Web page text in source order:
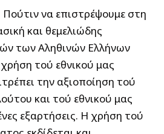
να επιστρέψουμε στη
και θεμελιώδης
των Αληθινών Ελλήνων
τού εθνικού μας
την αξιοποίηση τού
και τού εθνικού μας
εξαρτήσεις. Η χρήση τού